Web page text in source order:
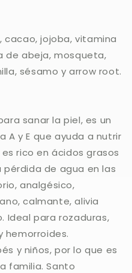
cacao, jojoba, vitamina
de abeja, mosqueta,
sésamo y arrow root.
sanar la piel, es un
A y E que ayuda a nutrir
rico en ácidos grasos
de agua en las
analgésico,
calmante, alivia
Ideal para rozaduras,
hemorroides.
y niños, por lo que es
familia. Santo